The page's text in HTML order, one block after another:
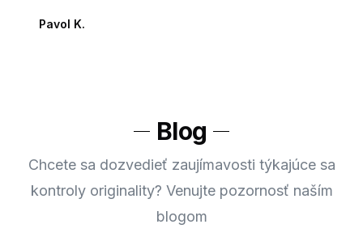
Pavol K.
Blog
Chcete sa dozvedieť zaujímavosti týkajúce sa
kontroly originality? Venujte pozornosť naším
blogom